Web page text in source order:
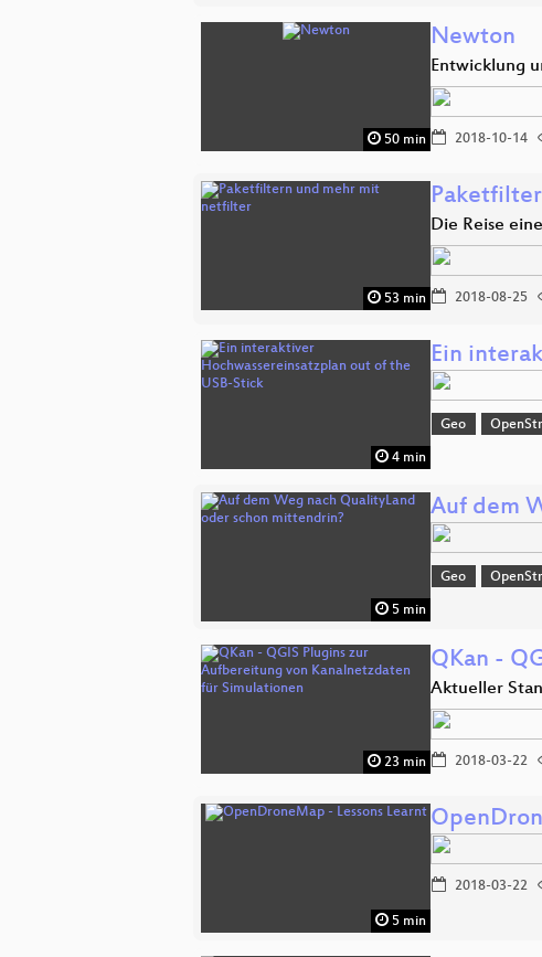
50 min
Newton
Entwicklung
2018-10-14
53 min
Die Reise
2018-08-25
4 min
Ein
Geo
5 min
Auf dem
Geo
23 min
QKan -
Aktueller
2018-03-22
5 min
2018-03-22